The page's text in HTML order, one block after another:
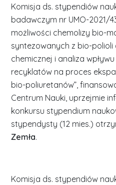
Komisja ds. stypendiów
badawczym nr UMO-2021/
możliwości chemolizy bio-
syntezowanych z bio-
chemicznej i analiza
recyklatów na proces
bio-poliuretanów”,
Centrum Nauki, uprzejmie
konkursu stypendium
stypendysty (12 mies.)
Zemła.
Komisja ds. stypendiów